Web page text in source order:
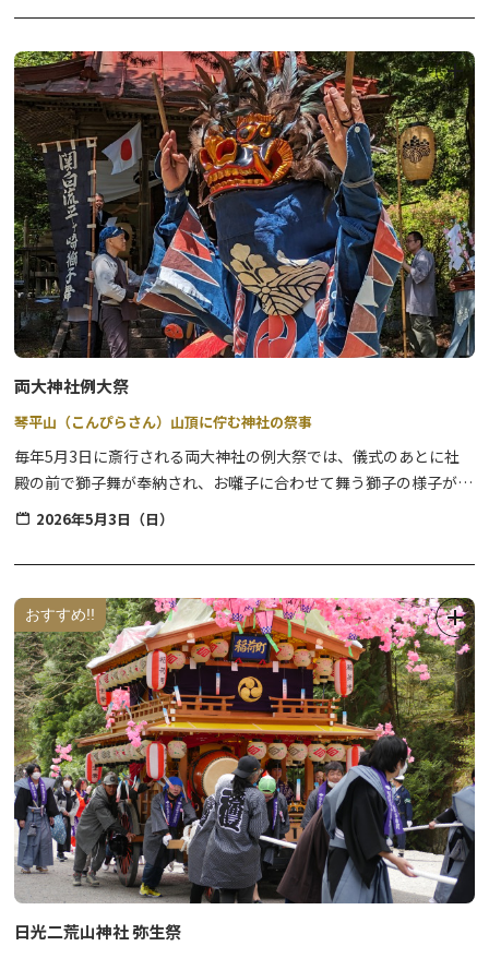
両大神社例大祭
琴平山（こんぴらさん）山頂に佇む神社の祭事
毎年5月3日に斎行される両大神社の例大祭では、儀式のあとに社
殿の前で獅子舞が奉納され、お囃子に合わせて舞う獅子の様子が見
どころです。
標高約460mほどの琴平山は、神社まで続く階段を上っていく参道
と、車で山頂まで行ける道があり、山頂には無料駐車場と公衆トイ
穴場スポットにもなっています。
2026年5月3日（日）
おすすめ!!
日光二荒山神社 弥生祭